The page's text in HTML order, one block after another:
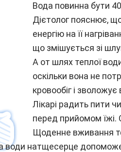
Вода повинна бути
Дієтолог пояснює,
енергію на її
що змішується зі
А от шлях теплої
оскільки вона не
кровообіг і зволожує
Лікарі радить пити
перед прийомом їжі.
Щоденне вживання
води натщесерце